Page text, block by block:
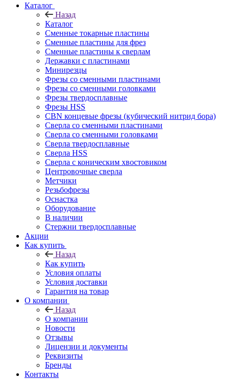
Каталог
Назад
Каталог
Сменные токарные пластины
Сменные пластины для фрез
Сменные пластины к сверлам
Державки с пластинами
Минирезцы
Фрезы со сменными пластинами
Фрезы со сменными головками
Фрезы твердосплавные
Фрезы HSS
CBN концевые фрезы (кубический нитрид бора)
Сверла со сменными пластинами
Сверла со сменными головками
Сверла твердосплавные
Сверла HSS
Сверла с коническим хвостовиком
Центровочные сверла
Метчики
Резьбофрезы
Оснастка
Оборудование
В наличии
Стержни твердосплавные
Акции
Как купить
Назад
Как купить
Условия оплаты
Условия доставки
Гарантия на товар
О компании
Назад
О компании
Новости
Отзывы
Лицензии и документы
Реквизиты
Бренды
Контакты